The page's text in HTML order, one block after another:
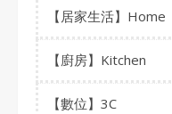
【居家生活】Home
【廚房】Kitchen
【數位】3C